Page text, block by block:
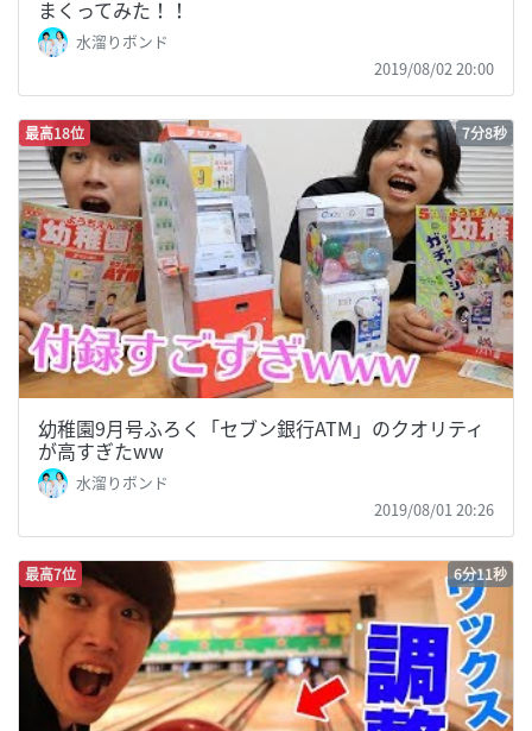
まくってみた！！
水溜りボンド
2019/08/02 20:00
最高18位 7分8秒
幼稚園9月号ふろく「セブン銀行ATM」のクオリティ
が高すぎたww
水溜りボンド
2019/08/01 20:26
最高7位 6分11秒